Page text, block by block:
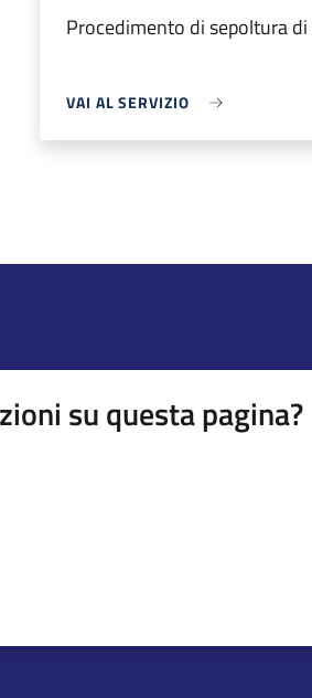
Procedimento di sepoltura
VAI AL SERVIZIO
su questa pagina?